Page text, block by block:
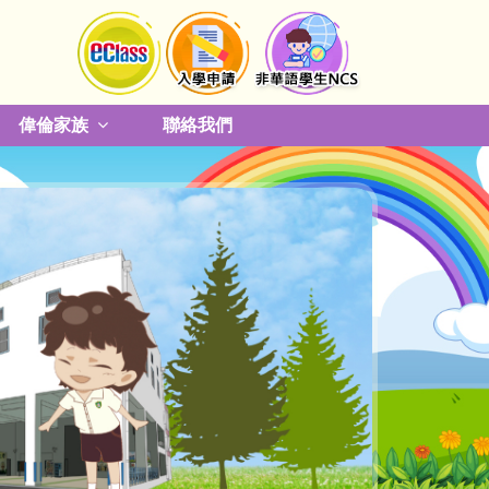
偉倫家族 聯絡我們